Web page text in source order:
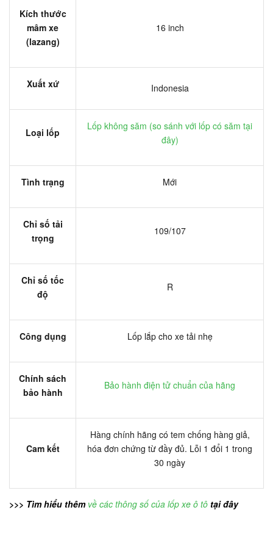
Kích thước
mâm xe
(lazang)
16 inch
Xuất xứ Indonesia
Loại lốp
Lốp không săm (so sánh với lốp có săm tại
đây)
Tình trạng Mới
Chỉ số tải
trọng
109/107
Chỉ số tốc
độ
R
Công dụng Lốp lắp cho xe tải nhẹ
Chính sách
bảo hành
Bảo hành điện tử chuẩn của hãng
Cam kết
Hàng chính hãng có tem chống hàng giả,
hóa đơn chứng từ đầy đủ. Lỗi 1 đổi 1 trong
30 ngày
>>> Tìm hiểu thêm về các thông số của lốp xe ô tô tại đây